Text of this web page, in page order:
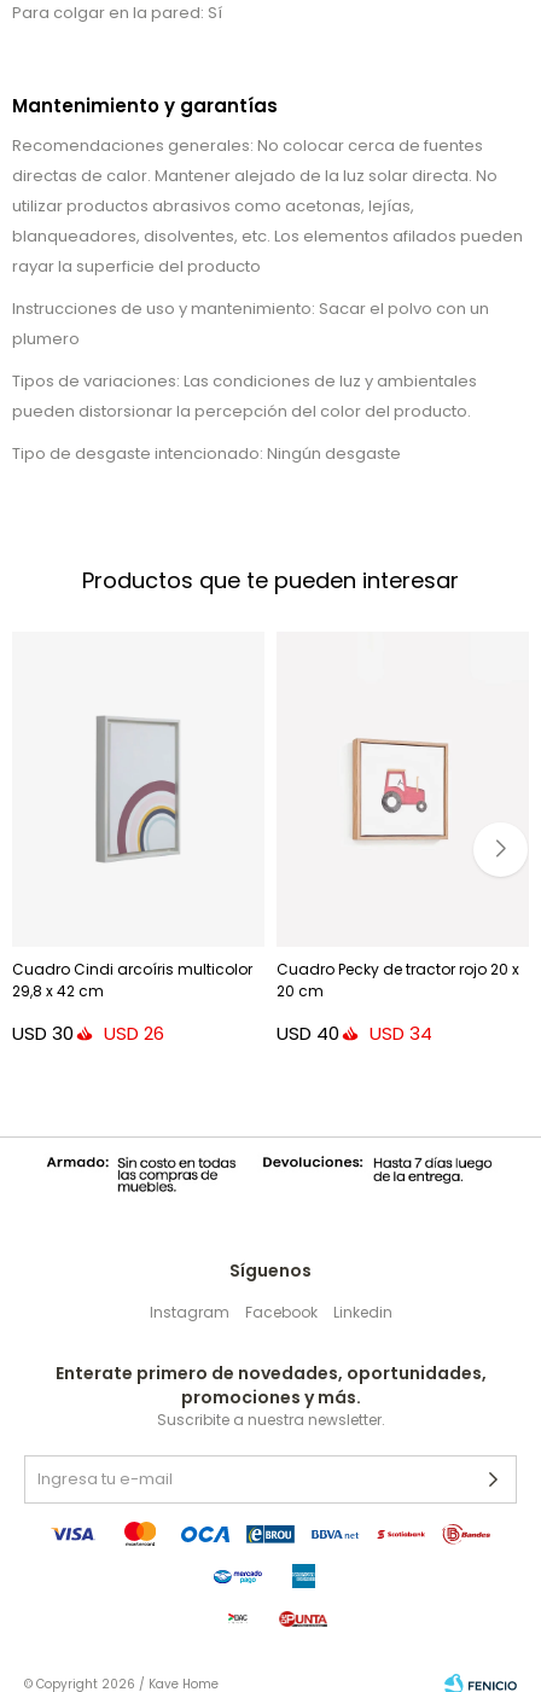
Para colgar en la pared: Sí
Mantenimiento y garantías
Recomendaciones generales: No colocar cerca de fuentes
directas de calor. Mantener alejado de la luz solar directa. No
utilizar productos abrasivos como acetonas, lejías,
blanqueadores, disolventes, etc. Los elementos afilados pueden
rayar la superficie del producto
Instrucciones de uso y mantenimiento: Sacar el polvo con un
plumero
Tipos de variaciones: Las condiciones de luz y ambientales
pueden distorsionar la percepción del color del producto.
Tipo de desgaste intencionado: Ningún desgaste
Productos que te pueden interesar
Cuadro Cindi arcoíris multicolor
29,8 x 42 cm
USD 30 USD 26
Cuadro Pecky de tractor rojo 20 x
20 cm
USD 40 USD 34
Síguenos
Instagram Facebook Linkedin
Enterate primero de novedades, oportunidades,
promociones y más.
Suscribite a nuestra newsletter.
© Copyright 2026 / Kave Home